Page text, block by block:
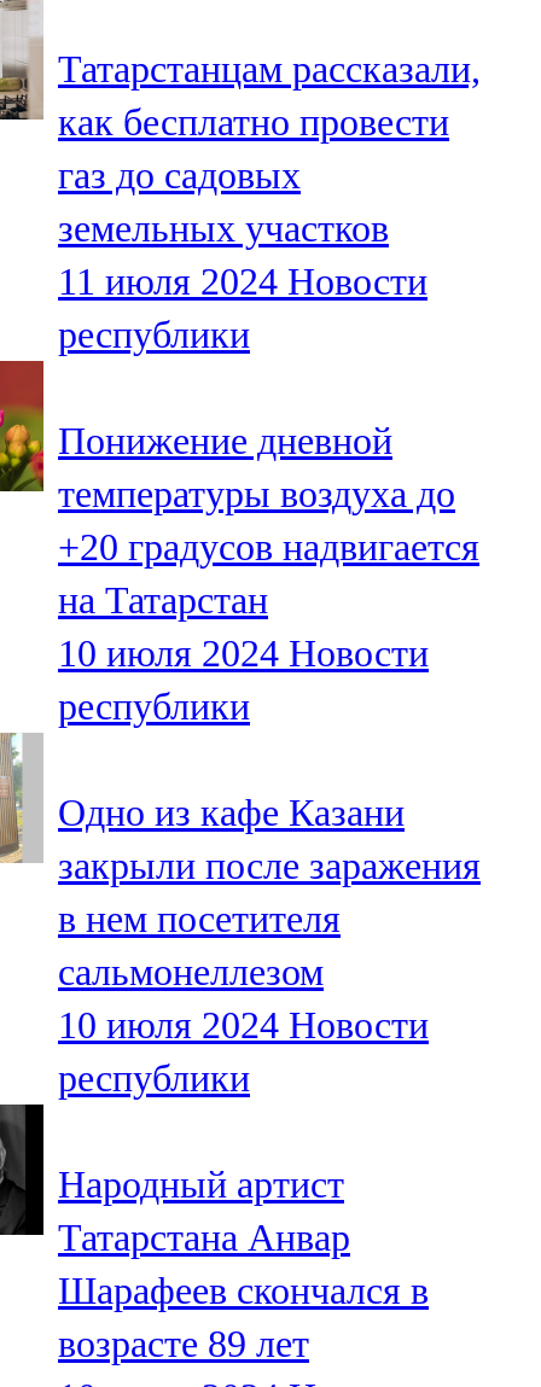
Нурлат
104,7 FM
Олы Әтнә
71,42 FM
Сарман
107,8 FM
106,1 FM
Түбән Кама
102,6 FM
Чирмешән
107,7 FM
Чистай
Чүпрәле
91,0 FM
Шәмәрдән
102,3 FM
Яңа чишмә
107,0 FM
105,5 FM
Татарстанцам рассказали,
как бесплатно провести
газ до садовых
земельных участков
11 июля 2024 Новости
республики
Понижение дневной
температуры воздуха до
+20 градусов надвигается
на Татарстан
10 июля 2024 Новости
республики
Одно из кафе Казани
закрыли после заражения
в нем посетителя
сальмонеллезом
10 июля 2024 Новости
республики
Народный артист
Татарстана Анвар
Шарафеев скончался в
возрасте 89 лет